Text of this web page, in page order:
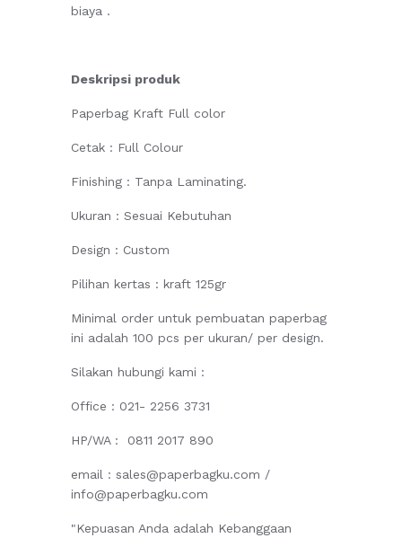
biaya .
Deskripsi produk
Paperbag Kraft Full color
Cetak : Full Colour
Finishing : Tanpa Laminating.
Ukuran : Sesuai Kebutuhan
Design : Custom
Pilihan kertas : kraft 125gr
Minimal order untuk pembuatan paperbag
ini adalah 100 pcs per ukuran/ per design.
Silakan hubungi kami :
Office : 021- 2256 3731
HP/WA : 0811 2017 890
email : sales@paperbagku.com /
info@paperbagku.com
"Kepuasan Anda adalah Kebanggaan